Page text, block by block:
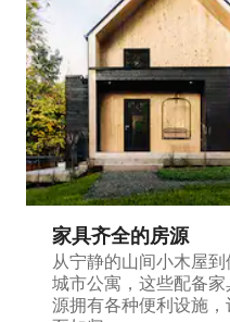
家具齐全的房源
从宁静的山间小木屋到
城市公寓，这些配备
源拥有各种便利设施